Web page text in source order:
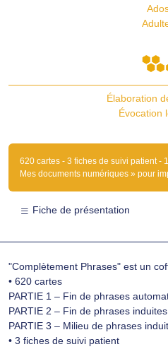
Élaboration
Évocation
620 cartes - 3 fiches de suivi patient -
Mes documents numériques » pour
Fiche de présentation
"Complètement Phrases" est un
• 620 cartes
PARTIE 1 – Fin de phrases
PARTIE 2 – Fin de phrases
PARTIE 3 – Milieu de phrases
• 3 fiches de suivi patient